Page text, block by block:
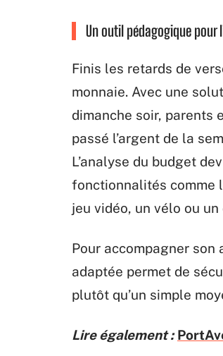
Un outil pédagogique
Finis les retards de
monnaie. Avec une
dimanche soir, parents
passé l’argent de la
L’analyse du budget
fonctionnalités comme
jeu vidéo, un vélo ou
Pour accompagner son
adaptée permet de
plutôt qu’un simple
Lire également :